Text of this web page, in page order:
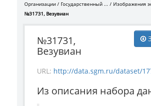
Организации Государственный ...
Изображения
№31731, Везувиан
№31731,
Везувиан
URL: http://data.sgm.ru/dataset/17744eed-27fa-4a9a-bc72-4e657fa570af/resource/6432eb99-3bdf-43fe-ba04-
Из описания набора